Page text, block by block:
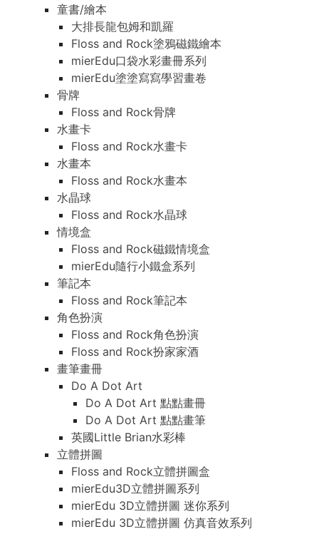
童書/繪本
大排長龍包姆和凱羅
Floss and Rock塗鴉磁鐵繪本
mierEdu口袋水彩畫冊系列
mierEdu塗塗寫寫學習畫卷
骨牌
Floss and Rock骨牌
水畫卡
Floss and Rock水畫卡
水畫本
Floss and Rock水畫本
水晶球
Floss and Rock水晶球
情境盒
Floss and Rock磁鐵情境盒
mierEdu隨行小鐵盒系列
筆記本
Floss and Rock筆記本
角色扮演
Floss and Rock角色扮演
Floss and Rock扮家家酒
畫筆畫冊
Do A Dot Art
Do A Dot Art 點點畫冊
Do A Dot Art 點點畫筆
英國Little Brian水彩棒
立體拼圖
Floss and Rock立體拼圖盒
mierEdu3D立體拼圖系列
mierEdu 3D立體拼圖 迷你系列
mierEdu 3D立體拼圖 仿真音效系列